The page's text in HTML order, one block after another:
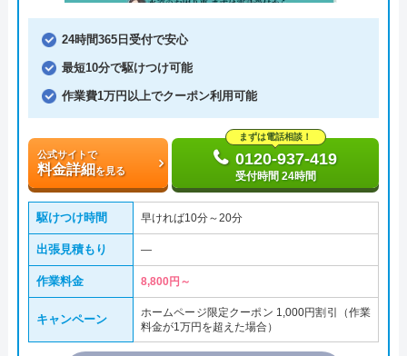
24時間365日受付で安心
最短10分で駆けつけ可能
作業費1万円以上でクーポン利用可能
公式サイトで
料金詳細を見る
まずは電話相談！
0120-937-419
受付時間 24時間
駆けつけ時間 早ければ10分～20分
出張見積もり ―
作業料金 8,800円～
キャンペーン
ホームページ限定クーポン 1,000円割引（作業
料金が1万円を超えた場合）